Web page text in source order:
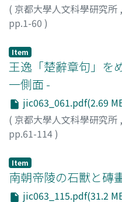
( 京都大學人文科學研究所 ,
pp.1-60 )
Item
王逸「楚辭章句」を
一側面 -
jic063_061.pdf(2.69
( 京都大學人文科學研究所 ,
pp.61-114)
Item
南朝帝陵の石獸と磚
jic063_115.pdf(31.2